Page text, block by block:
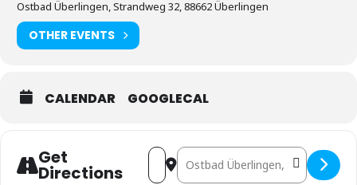
Ostbad Überlingen, Strandweg 32, 88662 Überlingen
OTHER EVENTS
CALENDAR GOOGLECAL
Get
Directions
Address - Mantra Tribe @
Destination Address - Mantra